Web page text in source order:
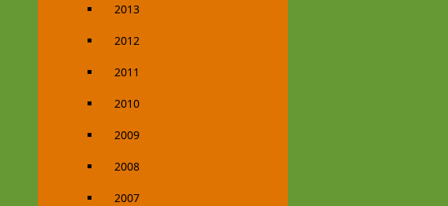
2013
2012
2011
2010
2009
2008
2007